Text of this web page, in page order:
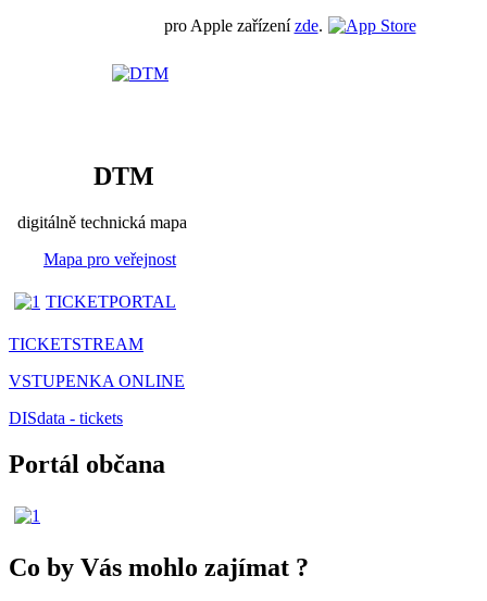
pro Apple zařízenízde.
DTM
digitálně technická mapa
Mapa pro veřejnost
TICKETPORTAL
TICKETSTREAM
VSTUPENKA ONLINE
DISdata - tickets
Portál občana
Co by Vás mohlo zajímat ?